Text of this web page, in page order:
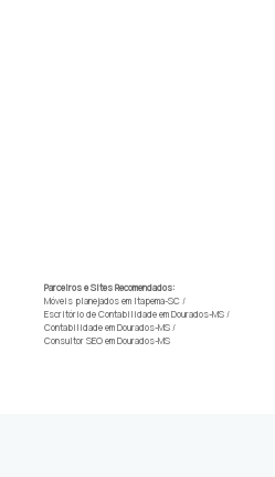
Parceiros e Sites Recomendados:
Móveis planejados em Itapema-SC /
Escritório de Contabilidade em Dourados-MS /
Contabilidade em Dourados-MS /
Consultor SEO em Dourados-MS